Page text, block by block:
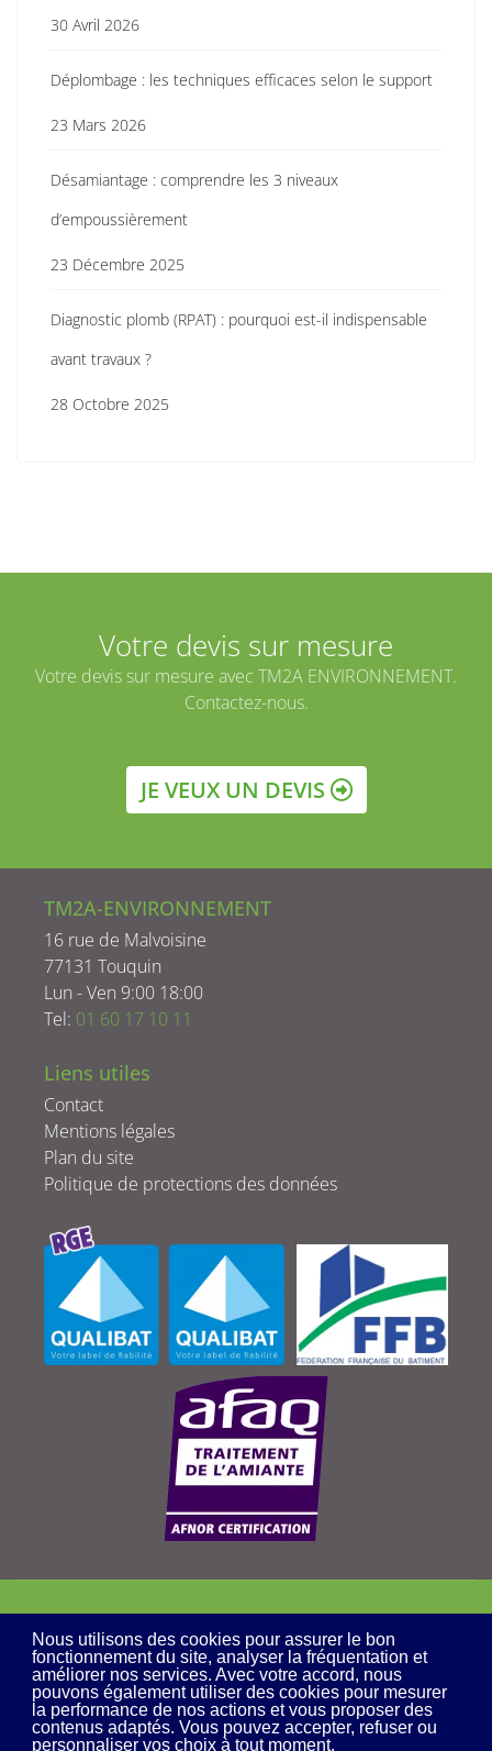
Nous utilisons des cookies pour assurer le bon
fonctionnement du site, analyser la fréquentation et
améliorer nos services. Avec votre accord, nous
pouvons également utiliser des cookies pour mesurer
la performance de nos actions et vous proposer des
contenus adaptés. Vous pouvez accepter, refuser ou
personnaliser vos choix à tout moment.
30 Avril 2026
Déplombage : les techniques efficaces selon le support
23 Mars 2026
Désamiantage : comprendre les 3 niveaux
d’empoussièrement
23 Décembre 2025
Diagnostic plomb (RPAT) : pourquoi est-il indispensable
avant travaux ?
28 Octobre 2025
Votre devis sur mesure
Votre devis sur mesure avec TM2A ENVIRONNEMENT.
Contactez-nous.
JE VEUX UN DEVIS
TM2A-ENVIRONNEMENT
16 rue de Malvoisine
77131 Touquin
Lun - Ven 9:00 18:00
Tel: 01 60 17 10 11
Liens utiles
Contact
Mentions légales
Plan du site
Politique de protections des données